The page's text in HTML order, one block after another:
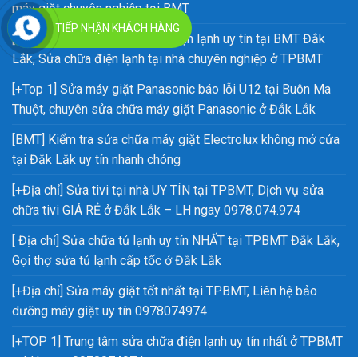
máy giặt chuyên nghiệp tại BMT
[TOP 1] Trung tâm sửa chữa điện lạnh uy tín tại BMT Đắk
Lắk, Sửa chữa điện lạnh tại nhà chuyên nghiệp ở TPBMT
[+Top 1] Sửa máy giặt Panasonic báo lỗi U12 tại Buôn Ma
Thuột, chuyên sửa chữa máy giặt Panasonic ở Đắk Lắk
[BMT] Kiểm tra sửa chữa máy giặt Electrolux không mở cửa
tại Đắk Lắk uy tín nhanh chóng
[+Địa chỉ] Sửa tivi tại nhà UY TÍN tại TPBMT, Dịch vụ sửa
chữa tivi GIÁ RẺ ở Đắk Lắk – LH ngay 0978.074.974
[ Địa chỉ] Sửa chữa tủ lạnh uy tín NHẤT tại TPBMT Đắk Lắk,
Gọi thợ sửa tủ lạnh cấp tốc ở Đắk Lắk
[+Địa chỉ] Sửa máy giặt tốt nhất tại TPBMT, Liên hệ bảo
dưỡng máy giặt uy tín 0978074974
[+TOP 1] Trung tâm sửa chữa điện lạnh uy tín nhất ở TPBMT
TIẾP NHẬN KHÁCH HÀNG